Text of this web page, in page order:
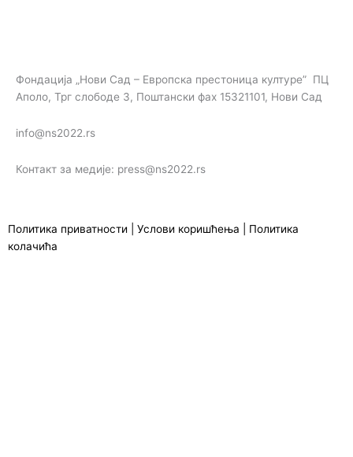
Фондација „Нови Сад – Европска престоница културе” ПЦ
Аполо, Трг слободе 3, Поштански фах 15321101, Нови Сад
info@ns2022.rs
Контакт за медије: press@ns2022.rs
Политика приватности Услови коришћења
Политика
колачића